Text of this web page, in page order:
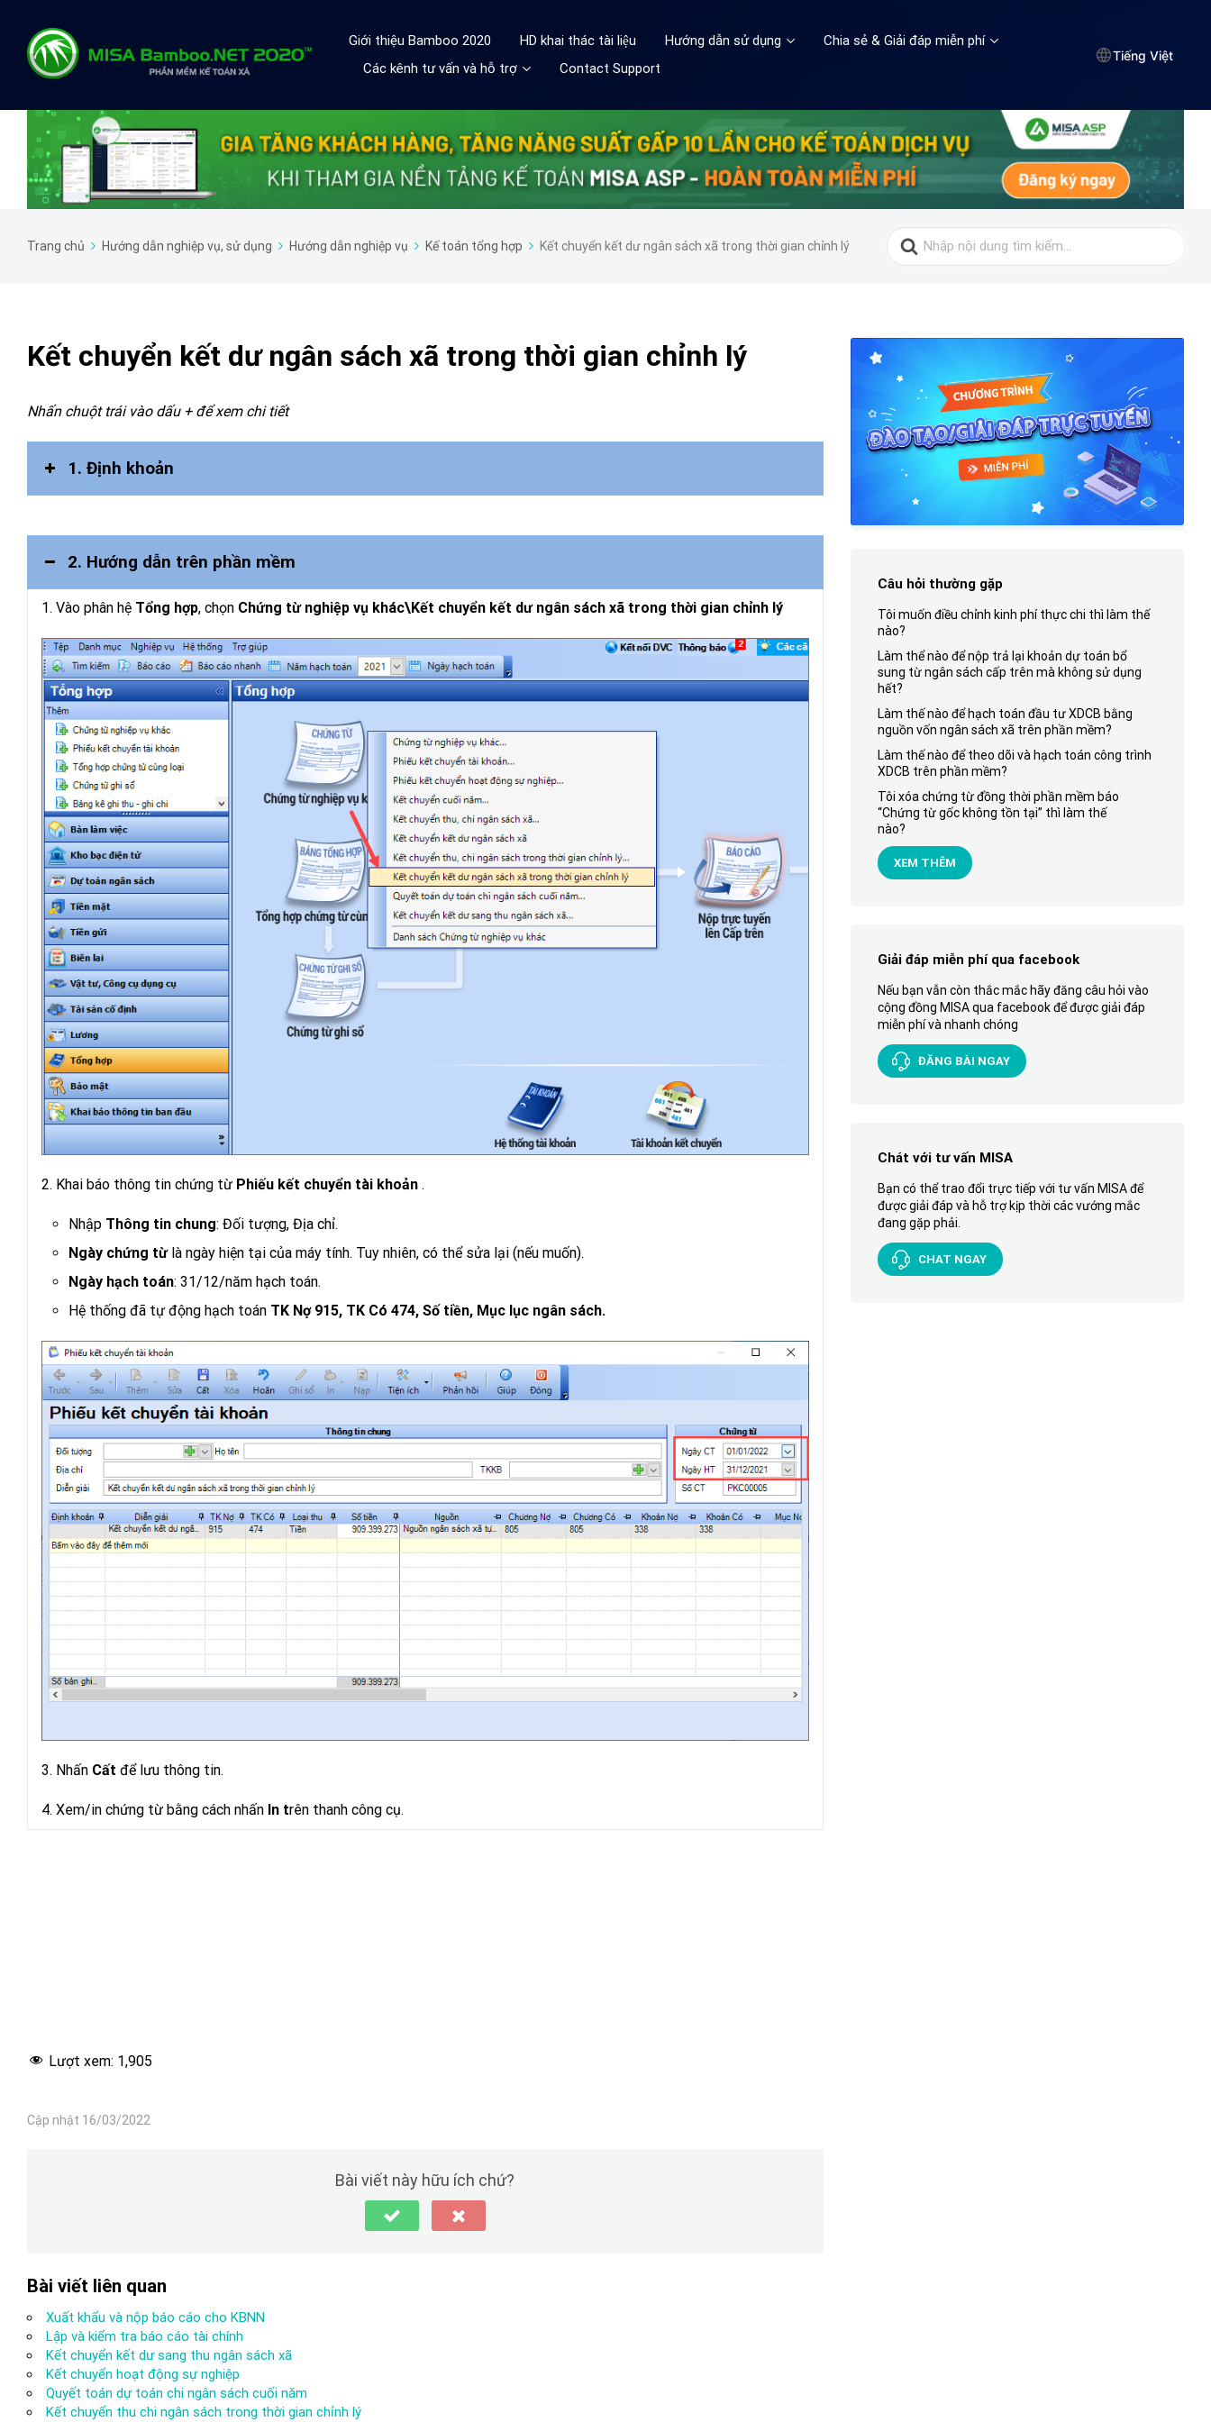
Giới thiệu Bamboo 2020 HD khai thác tài liệu Hướng dẫn sử dụng
Chia sẻ & Giải đáp miễn phí
Các kênh tư vấn và hỗ trợ
Contact Support
Tiếng Việt
Trang chủ Hướng dẫn nghiệp vụ, sử dụng Hướng dẫn nghiệp vụ Kế toán tổng hợp Kết chuyển kết dư ngân sách xã trong thời gian chỉnh lý
Search
for:
Kết chuyển kết dư ngân sách xã trong thời gian chỉnh lý
Nhấn chuột trái vào dấu + để xem chi tiết
1. Định khoản
2. Hướng dẫn trên phần mềm
1. Vào phân hệ Tổng hợp, chọn Chứng từ nghiệp vụ khác\Kết chuyển kết dư ngân sách xã trong thời gian chỉnh lý
2. Khai báo thông tin chứng từ Phiếu kết chuyển tài khoản .
Nhập Thông tin chung: Đối tượng, Địa chỉ.
Ngày chứng từlà ngày hiện tại của máy tính. Tuy nhiên, có thể sửa lại (nếu muốn).
Ngày hạch toán: 31/12/năm hạch toán.
Hệ thống đã tự động hạch toán TK Nợ 915, TK Có 474, Số tiền, Mục lục ngân sách.
3. Nhấn Cất để lưu thông tin.
4. Xem/in chứng từ bằng cách nhấn In trên thanh công cụ.
Lượt xem: 1,905
Cập nhật 16/03/2022
Bài viết này hữu ích chứ?
Bài viết liên quan
Xuất khẩu và nộp báo cáo cho KBNN
Lập và kiểm tra báo cáo tài chính
Kết chuyển kết dư sang thu ngân sách xã
Kết chuyển hoạt động sự nghiệp
Quyết toán dự toán chi ngân sách cuối năm
Kết chuyển thu chi ngân sách trong thời gian chỉnh lý
Câu hỏi thường gặp
Tôi muốn điều chỉnh kinh phí thực chi thì làm thế
nào?
Làm thể nào để nộp trả lại khoản dự toán bổ
sung từ ngân sách cấp trên mà không sử dụng
hết?
Làm thế nào để hạch toán đầu tư XDCB bằng
nguồn vốn ngân sách xã trên phần mềm?
Làm thế nào để theo dõi và hạch toán công trình
XDCB trên phần mềm?
Tôi xóa chứng từ đồng thời phần mềm báo
“Chứng từ gốc không tồn tại” thì làm thế
nào?
XEM THÊM
Giải đáp miễn phí qua facebook
Nếu bạn vẫn còn thắc mắc hãy đăng câu hỏi vào
cộng đồng MISA qua facebook để được giải đáp
miễn phí và nhanh chóng
ĐĂNG BÀI NGAY
Chát với tư vấn MISA
Bạn có thể trao đổi trực tiếp với tư vấn MISA để
được giải đáp và hỗ trợ kịp thời các vướng mắc
đang gặp phải.
CHAT NGAY